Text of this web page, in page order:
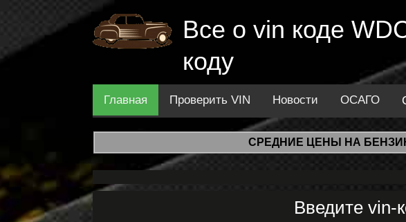
Все о vin коде
коду
Главная Проверить VIN Новости ОСАГО
СРЕДНИЕ ЦЕНЫ НА
Введите vin-